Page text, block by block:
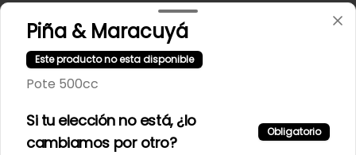
Piña & Maracuyá
Este producto no esta disponible
Pote 500cc
Si tu elección no está, ¿lo
cambiamos por otro?
Obligatorio